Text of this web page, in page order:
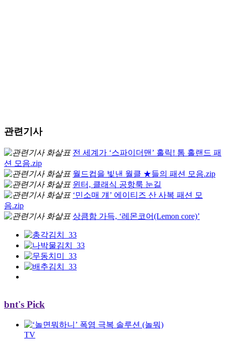
관련기사
전 세계가 ‘스파이더맨’ 홀릭! 톰 홀랜드 패
션 모음.zip
월드컵을 빛낸 월클 ★들의 패션 모음.zip
윈터, 클래식 공항룩 눈길
‘민소매 걔’ 에이티즈 산 사복 패션 모
음.zip
상큼함 가득, ‘레몬코어(Lemon core)’
bnt's Pick
TV